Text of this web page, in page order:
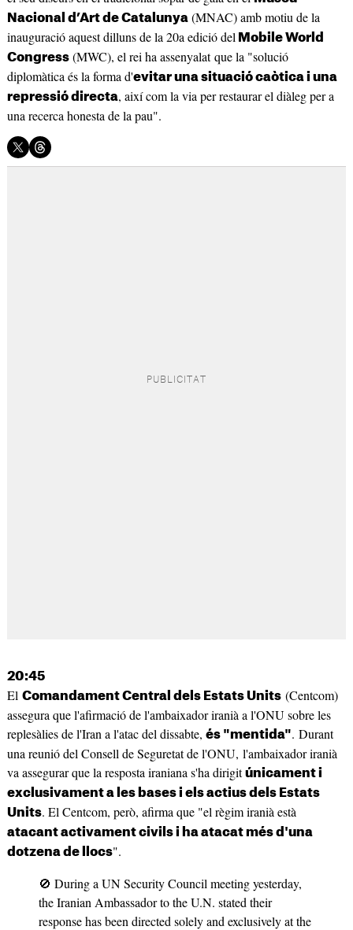
Nacional d’Art de Catalunya(MNAC) amb motiu de la
inauguració aquest dilluns de la 20a edició del Mobile World
Congress(MWC), el rei ha assenyalat que la "solució
diplomàtica és la forma d'evitar una situació caòtica i una
repressió directa, així com la via per restaurar el diàleg per a
una recerca honesta de la pau".
20:45
El Comandament Central dels Estats Units(Centcom)
assegura que l'afirmació de l'ambaixador iranià a l'ONU sobre les
replesàlies de l'Iran a l'atac del dissabte, és "mentida". Durant
una reunió del Consell de Seguretat de l'ONU, l'ambaixador iranià
va assegurar que la resposta iraniana s'ha dirigitúnicament i
exclusivament a les bases i els actius dels Estats
Units. El Centcom, però, afirma que "el règim iranià està
atacant activament civils i ha atacat més d'una
dotzena de llocs".
🚫 During a UN Security Council meeting yesterday,
the Iranian Ambassador to the U.N. stated their
response has been directed solely and exclusively at the